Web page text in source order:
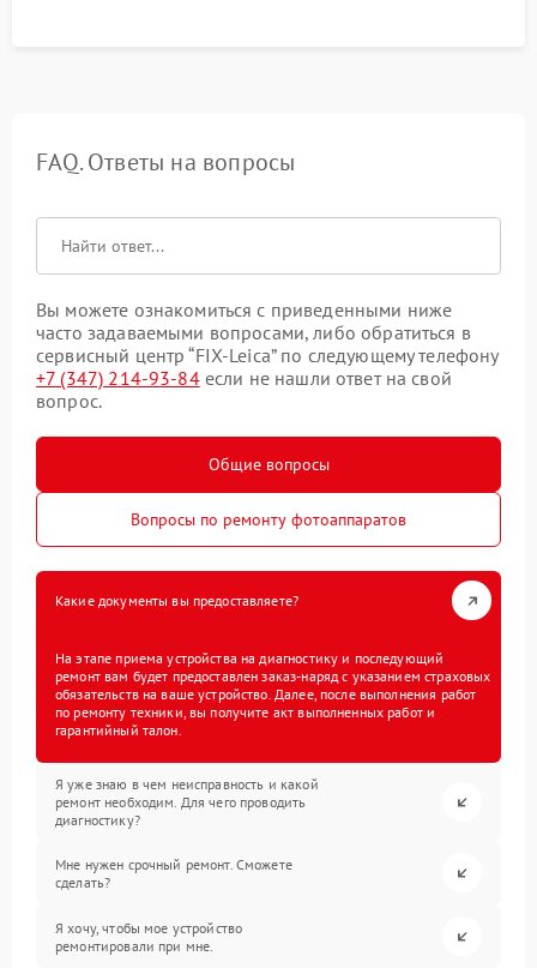
FAQ. Ответы на вопросы
Вы можете ознакомиться с приведенными ниже
часто задаваемыми вопросами, либо обратиться в
сервисный центр “FIX-Leica” по следующему телефону
+7 (347) 214-93-84если не нашли ответ на свой
вопрос.
Общие вопросы
Вопросы по ремонту фотоаппаратов
Какие документы вы предоставляете?
На этапе приема устройства на диагностику и последующий
ремонт вам будет предоставлен заказ-наряд с указанием страховых
обязательств на ваше устройство. Далее, после выполнения работ
по ремонту техники, вы получите акт выполненных работ и
гарантийный талон.
Я уже знаю в чем неисправность и какой
ремонт необходим. Для чего проводить
диагностику?
Мне нужен срочный ремонт. Сможете
сделать?
Я хочу, чтобы мое устройство
ремонтировали при мне.